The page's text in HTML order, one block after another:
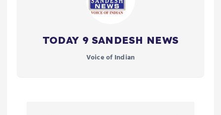
TODAY 9 SANDESH NEWS
Voice of Indian